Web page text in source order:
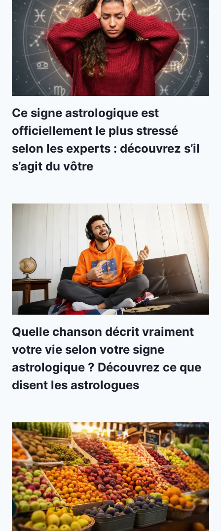
Ce signe astrologique est
officiellement le plus stressé
selon les experts : découvrez s’il
s’agit du vôtre
Quelle chanson décrit vraiment
votre vie selon votre signe
astrologique ? Découvrez ce que
disent les astrologues